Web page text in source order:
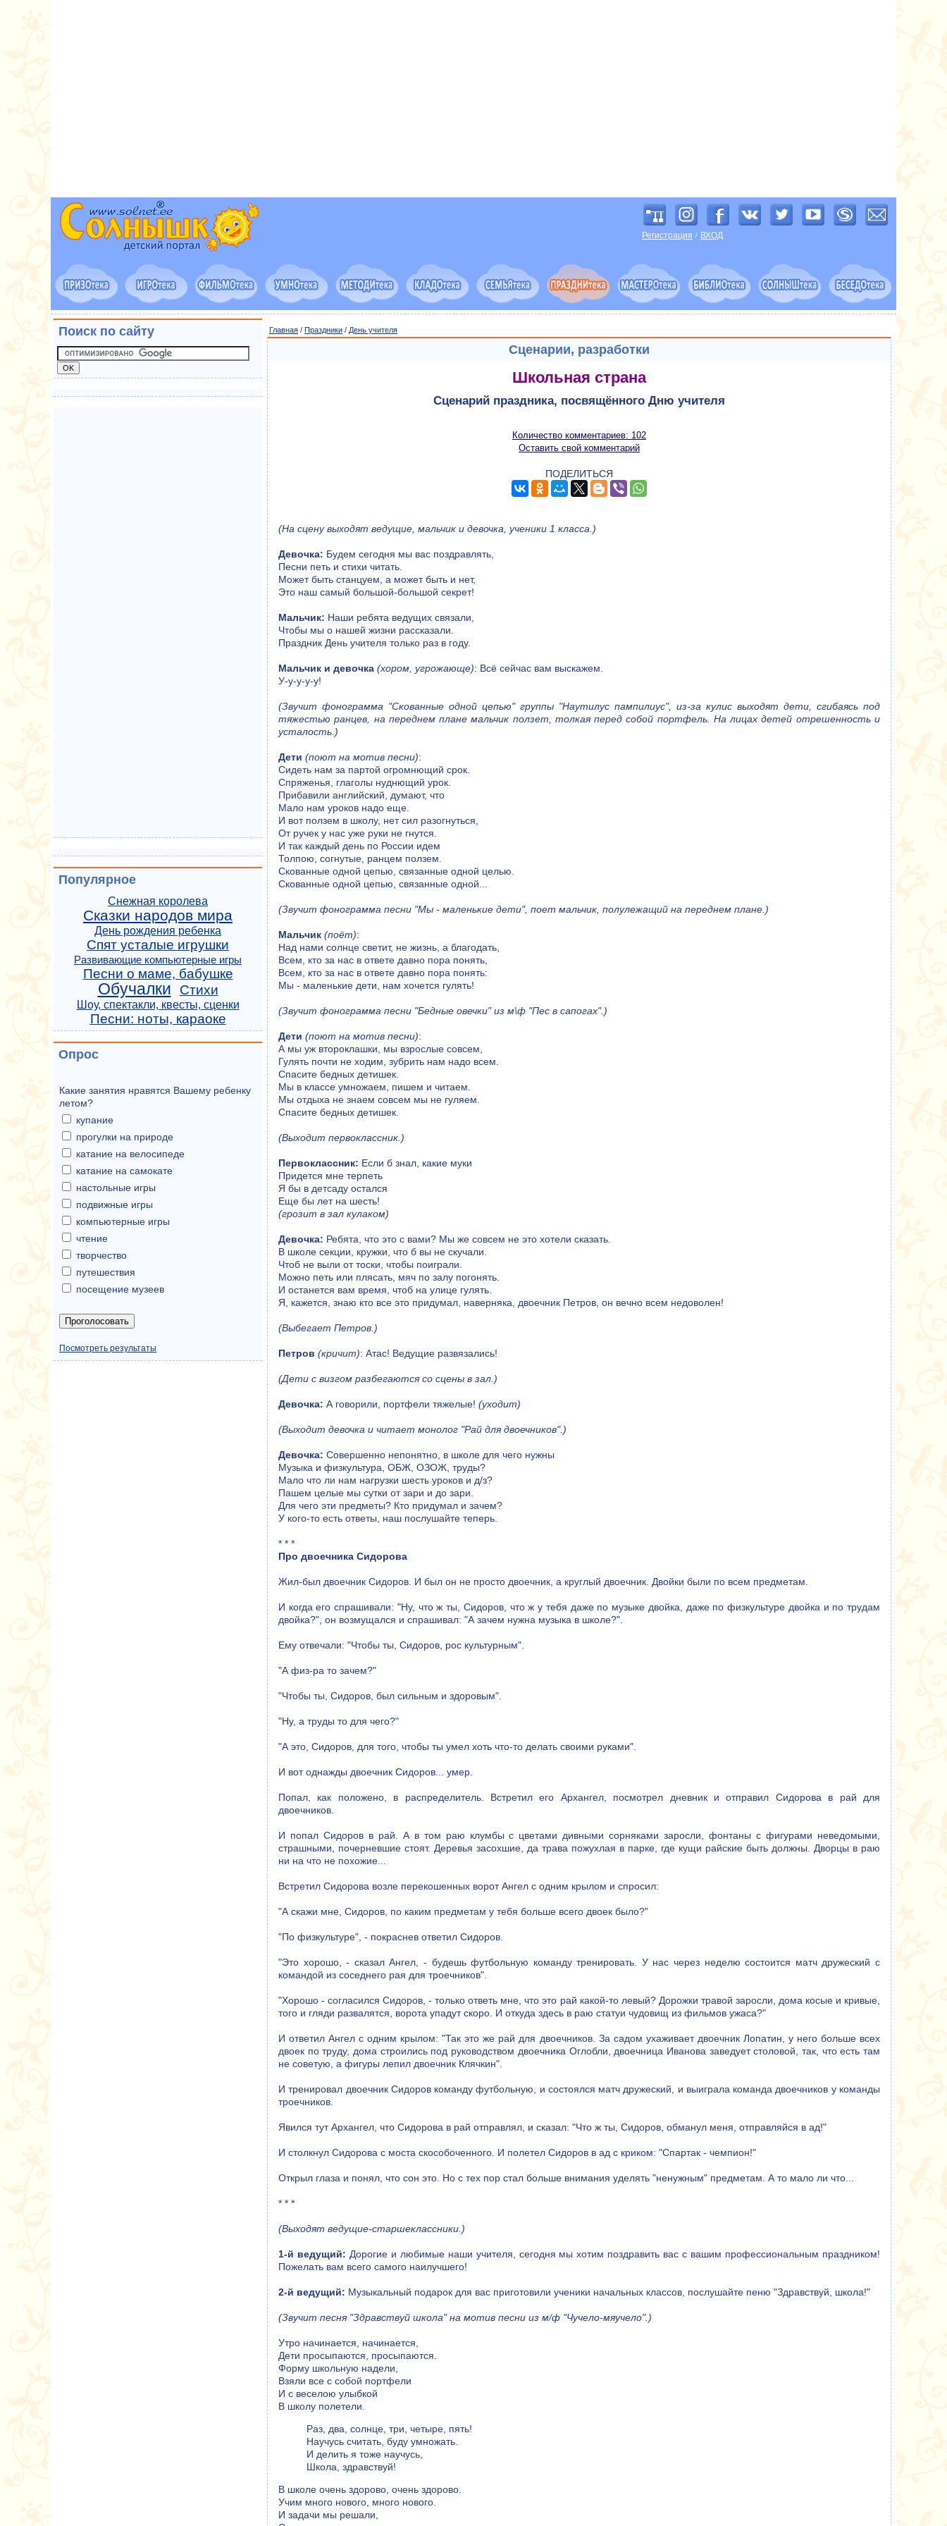
Регистрация / ВХОД
Главная / Праздники / День учителя
Сценарии, разработки
Школьная страна
Сценарий праздника, посвящённого Дню учителя
Количество комментариев: 102
Оставить свой комментарий
ПОДЕЛИТЬСЯ
(На сцену выходят ведущие, мальчик и девочка, ученики 1 класса.)
Девочка: Будем сегодня мы вас поздравлять,
Песни петь и стихи читать.
Может быть станцуем, а может быть и нет,
Это наш самый большой-большой секрет!
Мальчик: Наши ребята ведущих связали,
Чтобы мы о нашей жизни рассказали.
Праздник День учителя только раз в году.
Мальчик и девочка (хором, угрожающе): Всё сейчас вам выскажем.
У-у-у-у-у!
(Звучит фонограмма "Скованные одной цепью" группы "Наутилус пампилиус", из-за кулис выходят дети, сгибаясь под
тяжестью ранцев, на переднем плане мальчик ползет, толкая перед собой портфель. На лицах детей отрешенность и
усталость.)
Дети (поют на мотив песни):
Сидеть нам за партой огромнющий срок.
Спряженья, глаголы нуднющий урок.
Прибавили английский, думают, что
Мало нам уроков надо еще.
И вот ползем в школу, нет сил разогнуться,
От ручек у нас уже руки не гнутся.
И так каждый день по России идем
Толпою, согнутые, ранцем ползем.
Скованные одной цепью, связанные одной целью.
Скованные одной цепью, связанные одной...
(Звучит фонограмма песни "Мы - маленькие дети", поет мальчик, полулежащий на переднем плане.)
Мальчик (поёт):
Над нами солнце светит, не жизнь, а благодать,
Всем, кто за нас в ответе давно пора понять,
Всем, кто за нас в ответе давно пора понять:
Мы - маленькие дети, нам хочется гулять!
(Звучит фонограмма песни "Бедные овечки" из м\ф "Пес в сапогах".)
Дети (поют на мотив песни):
А мы уж второклашки, мы взрослые совсем,
Гулять почти не ходим, зубрить нам надо всем.
Спасите бедных детишек.
Мы в классе умножаем, пишем и читаем.
Мы отдыха не знаем совсем мы не гуляем.
Спасите бедных детишек.
(Выходит первоклассник.)
Первоклассник: Если б знал, какие муки
Придется мне терпеть
Я бы в детсаду остался
Еще бы лет на шесть!
(грозит в зал кулаком)
Девочка: Ребята, что это с вами? Мы же совсем не это хотели сказать.
В школе секции, кружки, что б вы не скучали.
Чтоб не выли от тоски, чтобы поиграли.
Можно петь или плясать, мяч по залу погонять.
И останется вам время, чтоб на улице гулять.
Я, кажется, знаю кто все это придумал, наверняка, двоечник Петров, он вечно всем недоволен!
(Выбегает Петров.)
Петров (кричит): Атас! Ведущие развязались!
(Дети с визгом разбегаются со сцены в зал.)
Девочка: А говорили, портфели тяжелые! (уходит)
(Выходит девочка и читает монолог "Рай для двоечников".)
Девочка: Совершенно непонятно, в школе для чего нужны
Музыка и физкультура, ОБЖ, ОЗОЖ, труды?
Мало что ли нам нагрузки шесть уроков и д/з?
Пашем целые мы сутки от зари и до зари.
Для чего эти предметы? Кто придумал и зачем?
У кого-то есть ответы, наш послушайте теперь.
* * *
Про двоечника Сидорова
Жил-был двоечник Сидоров. И был он не просто двоечник, а круглый двоечник. Двойки были по всем предметам.
И когда его спрашивали: "Ну, что ж ты, Сидоров, что ж у тебя даже по музыке двойка, даже по физкультуре двойка и по трудам
двойка?", он возмущался и спрашивал: "А зачем нужна музыка в школе?".
Ему отвечали: "Чтобы ты, Сидоров, рос культурным".
"А физ-ра то зачем?"
"Чтобы ты, Сидоров, был сильным и здоровым".
"Ну, а труды то для чего?"
"А это, Сидоров, для того, чтобы ты умел хоть что-то делать своими руками".
И вот однажды двоечник Сидоров... умер.
Попал, как положено, в распределитель. Встретил его Архангел, посмотрел дневник и отправил Сидорова в рай для
двоечников.
И попал Сидоров в рай. А в том раю клумбы с цветами дивными сорняками заросли, фонтаны с фигурами неведомыми,
страшными, почерневшие стоят. Деревья засохшие, да трава пожухлая в парке, где кущи райские быть должны. Дворцы в раю
ни на что не похожие...
Встретил Сидорова возле перекошенных ворот Ангел с одним крылом и спросил:
"А скажи мне, Сидоров, по каким предметам у тебя больше всего двоек было?"
"По физкультуре", - покраснев ответил Сидоров.
"Это хорошо, - сказал Ангел, - будешь футбольную команду тренировать. У нас через неделю состоится матч дружеский с
командой из соседнего рая для троечников".
"Хорошо - согласился Сидоров, - только ответь мне, что это рай какой-то левый? Дорожки травой заросли, дома косые и кривые,
того и гляди развалятся, ворота упадут скоро. И откуда здесь в раю статуи чудовищ из фильмов ужаса?"
И ответил Ангел с одним крылом: "Так это же рай для двоечников. За садом ухаживает двоечник Лопатин, у него больше всех
двоек по труду, дома строились под руководством двоечника Оглобли, двоечница Иванова заведует столовой, так, что есть там
не советую, а фигуры лепил двоечник Клячкин".
И тренировал двоечник Сидоров команду футбольную, и состоялся матч дружеский, и выиграла команда двоечников у команды
троечников.
Явился тут Архангел, что Сидорова в рай отправлял, и сказал: "Что ж ты, Сидоров, обманул меня, отправляйся в ад!"
И столкнул Сидорова с моста скособоченного. И полетел Сидоров в ад с криком: "Спартак - чемпион!"
Открыл глаза и понял, что сон это. Но с тех пор стал больше внимания уделять "ненужным" предметам. А то мало ли что...
* * *
(Выходят ведущие-старшеклассники.)
1-й ведущий: Дорогие и любимые наши учителя, сегодня мы хотим поздравить вас с вашим профессиональным праздником!
Пожелать вам всего самого наилучшего!
2-й ведущий: Музыкальный подарок для вас приготовили ученики начальных классов, послушайте пеню "Здравствуй, школа!"
(Звучит песня "Здравствуй школа" на мотив песни из м/ф "Чучело-мяучело".)
Утро начинается, начинается,
Дети просыпаются, просыпаются.
Форму школьную надели,
Взяли все с собой портфели
И с веселою улыбкой
В школу полетели.
Раз, два, солнце, три, четыре, пять!
Научусь считать, буду умножать.
И делить я тоже научусь,
Школа, здравствуй!
В школе очень здорово, очень здорово.
Учим много нового, много нового.
И задачи мы решали,
Поиск по сайту
Популярное
Снежная королева
Сказки народов мира
День рождения ребенка
Спят усталые игрушки
Развивающие компьютерные игры
Песни о маме, бабушке
Обучалки Стихи
Шоу, спектакли, квесты, сценки
Песни: ноты, караоке
Опрос
Какие занятия нравятся Вашему ребенку
летом?
купание
прогулки на природе
катание на велосипеде
катание на самокате
настольные игры
подвижные игры
компьютерные игры
чтение
творчество
путешествия
посещение музеев
Посмотреть результаты